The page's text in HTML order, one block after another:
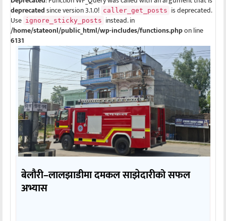
deprecatedsince version 3.1.0! caller_get_posts is deprecated.
Use ignore_sticky_posts instead. in
/home/stateonl/public_html/wp-includes/functions.phpon line
6131
बेलौरी–लालझाडीमा दमकल साझेदारीको सफल
अभ्यास